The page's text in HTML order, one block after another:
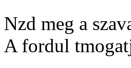
Nzd meg a
A fordul